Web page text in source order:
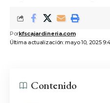
Última actualización: mayo 10, 2025
Porkfscajardineria.com
Contenido